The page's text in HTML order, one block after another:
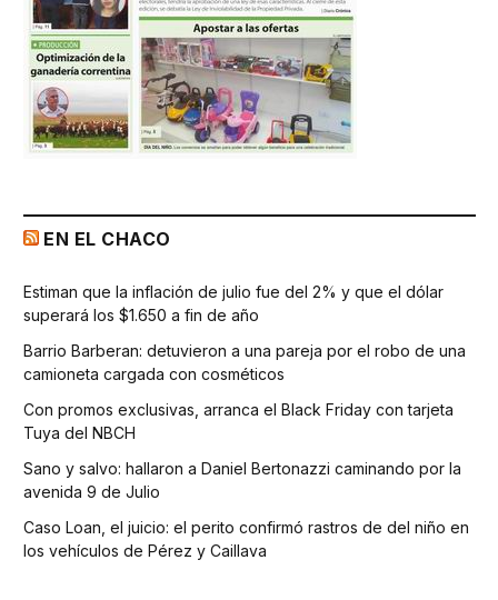
EN EL CHACO
Estiman que la inflación de julio fue del 2% y que el dólar
superará los $1.650 a fin de año
Barrio Barberan: detuvieron a una pareja por el robo de una
camioneta cargada con cosméticos
Con promos exclusivas, arranca el Black Friday con tarjeta
Tuya del NBCH
Sano y salvo: hallaron a Daniel Bertonazzi caminando por la
avenida 9 de Julio
Caso Loan, el juicio: el perito confirmó rastros de del niño en
los vehículos de Pérez y Caillava